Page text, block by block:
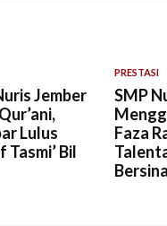
Jember
Lulus
Bil
PRESTASI
SMP
Faza